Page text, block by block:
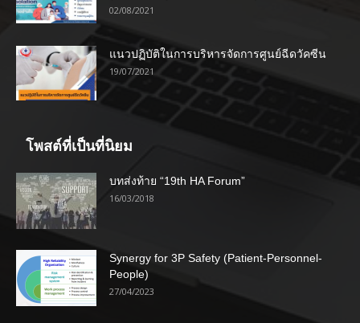
02/08/2021
แนวปฏิบัติในการบริหารจัดการศูนย์ฉีดวัคซีน
19/07/2021
โพสต์ที่เป็นที่นิยม
บทส่งท้าย “19th HA Forum”
16/03/2018
Synergy for 3P Safety (Patient-Personnel-
People)
27/04/2023